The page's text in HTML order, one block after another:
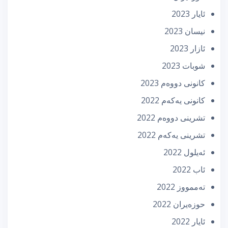
ئایار 2023
نیسان 2023
ئازار 2023
شوبات 2023
كانونی دووه‌م 2023
كانونی یه‌كه‌م 2022
تشرینی دووه‌م 2022
تشرینی یه‌كه‌م 2022
ئه‌یلول 2022
ئاب 2022
تەممووز 2022
حوزه‌یران 2022
ئایار 2022